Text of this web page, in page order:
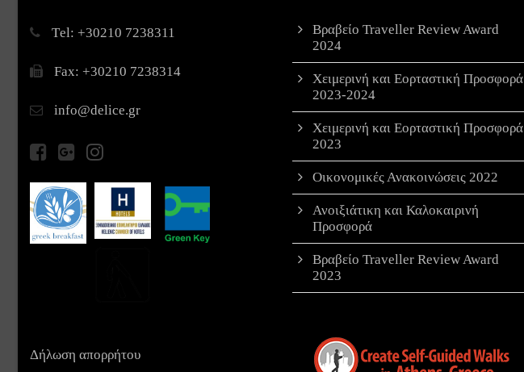
Τel: +30210 7238311
Fax: +30210 7238314
info@delice.gr
Δήλωση απορρήτου
Βραβείο Traveller Review Award
2024
Χειμερινή και Εορταστική Προσφορά
2023-2024
Χειμερινή και Εορταστική Προσφορά
2023
Οικονομικές Ανακοινώσεις 2022
Ανοιξιάτικη και Καλοκαιρινή
Προσφορά
Βραβείο Traveller Review Award
2023